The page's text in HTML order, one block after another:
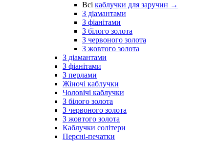
Всі каблучки для заручин →
З діамантами
З фіанітами
З білого золота
З червоного золота
З жовтого золота
З діамантами
З фіанітами
З перлами
Жіночі каблучки
Чоловічі каблучки
З білого золота
З червоного золота
З жовтого золота
Каблучки солітери
Персні-печатки